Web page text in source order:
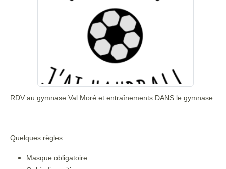
RDV au gymnase Val Moré et entraînements DANS le gymnase
Quelques règles :
Masque obligatoire